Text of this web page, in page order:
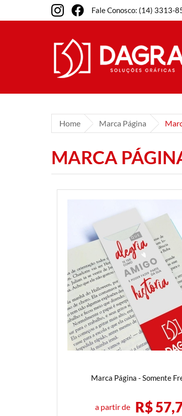
Fale Conosco: (14)
Caderno
Calendário
Caneca
Caneta
Crachá
Marca Página
Papel Timbrado
Home Marca Página
MARCA
Marca Página - Somente
a partir de R$